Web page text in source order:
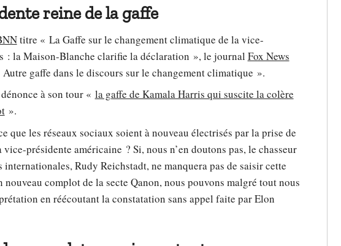
reine de la gaffe
titre « La Gaffe sur le changement climatique de la vice-
: la Maison-Blanche clarifie la déclaration », le journal Fox News
gaffe dans le discours sur le changement climatique ».
à son tour « la gaffe de Kamala Harris qui suscite la colère
».
que les réseaux sociaux soient à nouveau électrisés par la prise de
présidente américaine ? Si, nous n’en doutons pas, le chasseur
Rudy Reichstadt, ne manquera pas de saisir cette
nouveau complot de la secte Qanon, nous pouvons malgré tout nous
en réécoutant la constatation sans appel faite par Elon